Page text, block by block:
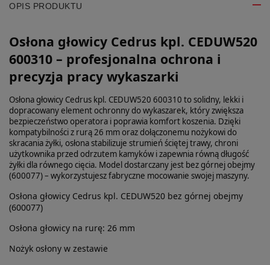
OPIS PRODUKTU
Osłona głowicy Cedrus kpl. CEDUW520
600310 – profesjonalna ochrona i
precyzja pracy wykaszarki
Osłona głowicy Cedrus kpl. CEDUW520 600310 to solidny, lekki i
dopracowany element ochronny do wykaszarek, który zwiększa
bezpieczeństwo operatora i poprawia komfort koszenia. Dzięki
kompatybilności z rurą 26 mm oraz dołączonemu nożykowi do
skracania żyłki, osłona stabilizuje strumień ściętej trawy, chroni
użytkownika przed odrzutem kamyków i zapewnia równą długość
żyłki dla równego cięcia. Model dostarczany jest bez górnej obejmy
(600077) – wykorzystujesz fabryczne mocowanie swojej maszyny.
Osłona głowicy Cedrus kpl. CEDUW520 bez górnej obejmy
(600077)
Osłona głowicy na rurę: 26 mm
Nożyk osłony w zestawie